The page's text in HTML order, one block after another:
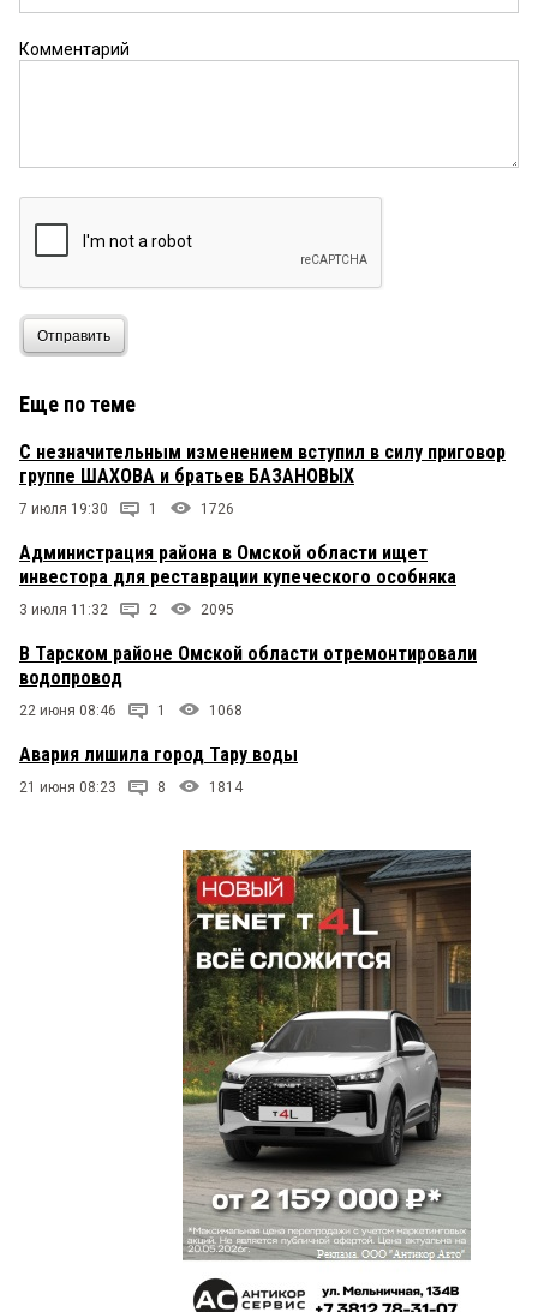
Комментарий
Отправить
Еще по теме
С незначительным изменением вступил в силу приговор
группе ШАХОВА и братьев БАЗАНОВЫХ
7 июля 19:30 1 1726
Администрация района в Омской области ищет
инвестора для реставрации купеческого особняка
3 июля 11:32 2 2095
В Тарском районе Омской области отремонтировали
водопровод
22 июня 08:46 1 1068
Авария лишила город Тару воды
21 июня 08:23 8 1814